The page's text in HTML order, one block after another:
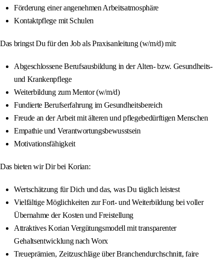
Förderung einer angenehmen Arbeitsatmosphäre
Kontaktpflege mit Schulen
Das bringst Du für den Job als Praxisanleitung (w/m/d) mit:
Abgeschlossene Berufsausbildung in der Alten- bzw. Gesundheits-
und Krankenpflege
Weiterbildung zum Mentor (w/m/d)
Fundierte Berufserfahrung im Gesundheitsbereich
Freude an der Arbeit mit älteren und pflegebedürftigen Menschen
Empathie und Verantwortungsbewusstsein
Motivationsfähigkeit
Das bieten wir Dir bei Korian:
Wertschätzung für Dich und das, was Du täglich leistest
Vielfältige Möglichkeiten zur Fort- und Weiterbildung bei voller
Übernahme der Kosten und Freistellung
Attraktives Korian Vergütungsmodell mit transparenter
Gehaltsentwicklung nach Worx
Treueprämien, Zeitzuschläge über Branchendurchschnitt, faire